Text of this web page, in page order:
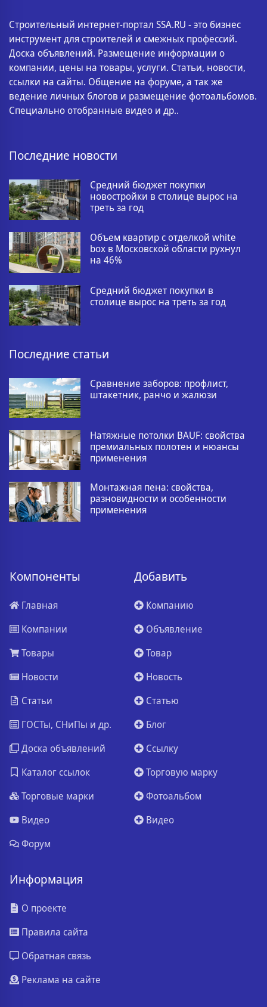
Строительный интернет-портал SSA.RU - это бизнес
инструмент для строителей и смежных профессий.
Доска объявлений. Размещение информации о
компании, цены на товары, услуги. Статьи, новости,
ссылки на сайты. Общение на форуме, а так же
ведение личных блогов и размещение фотоальбомов.
Специально отобранные видео и др..
Последние новости
Средний бюджет покупки
новостройки в столице вырос на
треть за год
Объем квартир с отделкой white
box в Московской области рухнул
на 46%
Средний бюджет покупки в
столице вырос на треть за год
Последние статьи
Сравнение заборов: профлист,
штакетник, ранчо и жалюзи
Натяжные потолки BAUF: свойства
премиальных полотен и нюансы
применения
Монтажная пена: свойства,
разновидности и особенности
применения
Компоненты
Главная
Компании
Товары
Новости
Статьи
ГОСТы, СНиПы и др.
Доска объявлений
Каталог ссылок
Торговые марки
Видео
Форум
Добавить
Компанию
Объявление
Товар
Новость
Статью
Блог
Ссылку
Торговую марку
Фотоальбом
Видео
Информация
О проекте
Правила сайта
Обратная связь
Реклама на сайте